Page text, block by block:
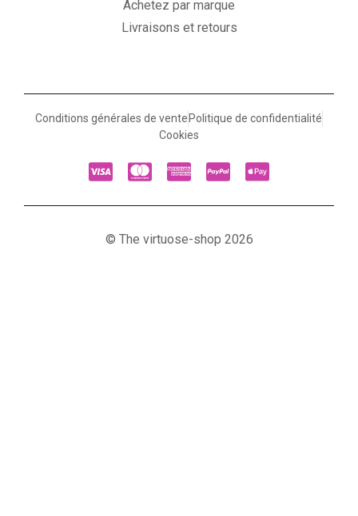
Achetez par marque
Livraisons et retours
Conditions générales de vente Politique de confidentialité
Cookies
© The virtuose-shop 2026